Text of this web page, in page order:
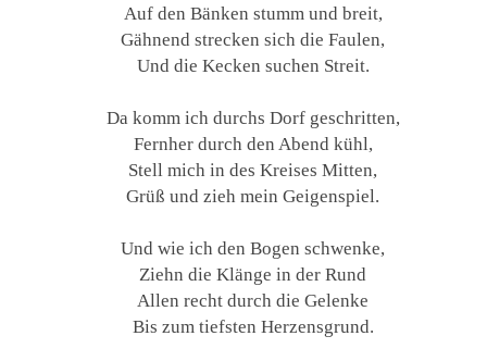
Auf den Bänken stumm und breit,
Gähnend strecken sich die Faulen,
Und die Kecken suchen Streit.
Da komm ich durchs Dorf geschritten,
Fernher durch den Abend kühl,
Stell mich in des Kreises Mitten,
Grüß und zieh mein Geigenspiel.
Und wie ich den Bogen schwenke,
Ziehn die Klänge in der Rund
Allen recht durch die Gelenke
Bis zum tiefsten Herzensgrund.